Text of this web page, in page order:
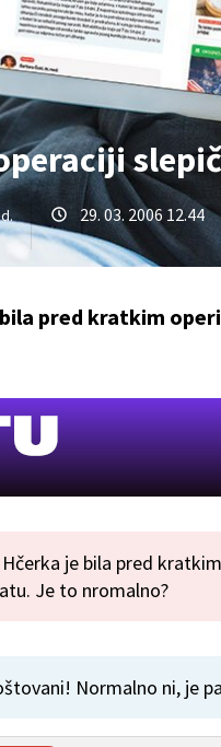
29. 03. 2006 12.44
pred kratkim
je bila pred
Je to nromalno?
Normalno ni, je